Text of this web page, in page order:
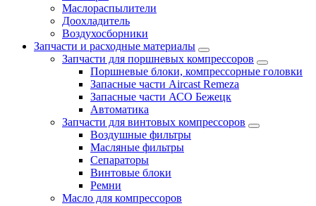
Маслораспылители
Доохладитель
Воздухосборники
Запчасти и расходные материалы
Запчасти для поршневых компрессоров
Поршневые блоки, компрессорные головки
Запасные части Aircast Remeza
Запасные части АСО Бежецк
Автоматика
Запчасти для винтовых компрессоров
Воздушные фильтры
Масляные фильтры
Сепараторы
Винтовые блоки
Ремни
Масло для компрессоров